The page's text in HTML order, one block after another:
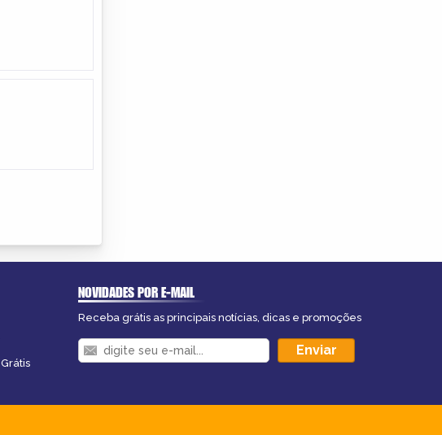
Grátis
NOVIDADES POR E-MAIL
Receba grátis as principais notícias, dicas e promoções